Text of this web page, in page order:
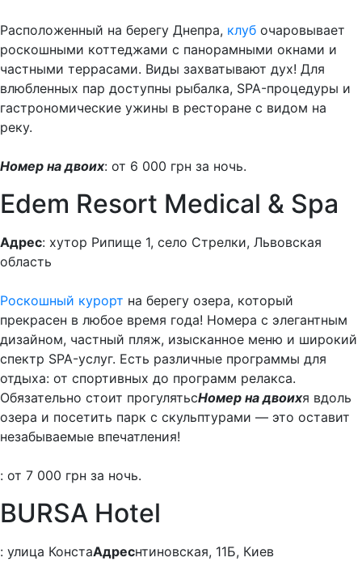
Расположенный на берегу Днепра, клуб очаровывает
роскошными коттеджами с панорамными окнами и
частными террасами. Виды захватывают дух! Для
влюбленных пар доступны рыбалка, SPA-процедуры и
гастрономические ужины в ресторане с видом на
реку.
Номер на двоих: от 6 000 грн за ночь.
Edem Resort Medical & Spa
Адрес: хутор Рипище 1, село Стрелки, Львовская
область
Роскошный курорт на берегу озера, который
прекрасен в любое время года! Номера с элегантным
дизайном, частный пляж, изысканное меню и широкий
спектр SPA-услуг. Есть различные программы для
отдыха: от спортивных до программ релакса.
Обязательно стоит прогулятьсНомер на двоихя вдоль
озера и посетить парк с скульптурами — это оставит
незабываемые впечатления!
: от 7 000 грн за ночь.
BURSA Hotel
: улица КонстаАдреснтиновская, 11Б, Киев